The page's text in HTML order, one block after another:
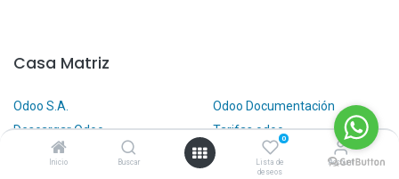
Inicio Buscar
0
Lista de
deseos
Account
Casa Matriz
Odoo S.A.
Descargar Odoo
Odoo Apps
Odoo Documentación
Tarifas odoo